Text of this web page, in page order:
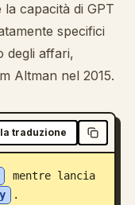
capacità di GPT
specifici
degli affari,
Altman nel 2015.
traduzione
mentre lancia
.